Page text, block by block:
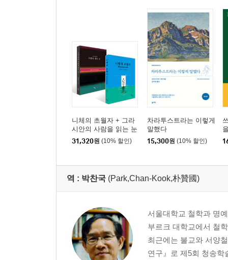
니체의 초월자 + 그라
시안의 사람을 읽는 눈
세트
31,320원 (10% 할인)
차라투스트라는 이렇게
말했다
15,300원 (10% 할인)
역 : 박찬국 (Park,Chan-Kook,朴贊國)
서울대학교 철학과 명
부르크 대학교에서 철
최근에는 불교와 서양
연구』로 제5회 청송학